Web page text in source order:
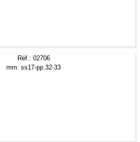
Réf.: 02706
mm: ss17-pp.32-33